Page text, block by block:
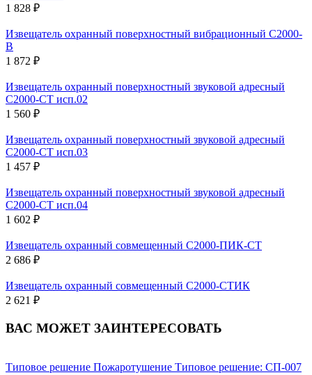
1 828 ₽
Извещатель охранный поверхностный вибрационный С2000-
В
1 872 ₽
Извещатель охранный поверхностный звуковой адресный
С2000-СТ исп.02
1 560 ₽
Извещатель охранный поверхностный звуковой адресный
С2000-СТ исп.03
1 457 ₽
Извещатель охранный поверхностный звуковой адресный
С2000-СТ исп.04
1 602 ₽
Извещатель охранный совмещенный С2000-ПИК-СТ
2 686 ₽
Извещатель охранный совмещенный С2000-СТИК
2 621 ₽
ВАС МОЖЕТ ЗАИНТЕРЕСОВАТЬ
Типовое решение Пожаротушение Типовое решение: СП-007